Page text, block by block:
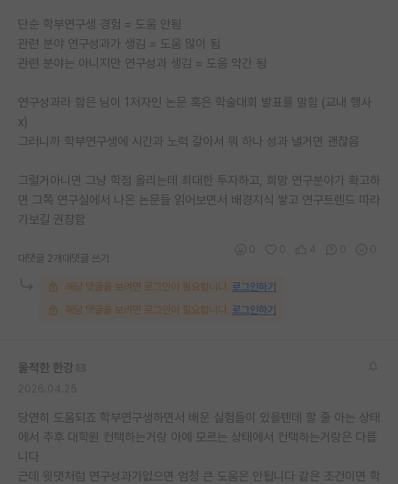
단순 학부연구생 경험 = 도움 안됨
관련 분야 연구성과가 생김 = 도움 많이 됨
관련 분야는 아니지만 연구성과 생김 = 도움 약간 됨
연구성과라 함은 님이 1저자인 논문 혹은 학술대회 발표를 말함 (교내 행사
x)
그러니까 학부연구생에 시간과 노력 갈아서 뭐 하나 성과 낼거면 괜찮음
그럴거아니면 그냥 학점 올리는데 최대한 투자하고, 희망 연구분야가 확고하
면 그쪽 연구실에서 나온 논문들 읽어보면서 배경지식 쌓고 연구트렌드 따라
가보길 권장함
대댓글 2개 대댓글 쓰기
해당 댓글을 보려면 로그인이 필요합니다. 로그인하기
해당 댓글을 보려면 로그인이 필요합니다. 로그인하기
울적한 한강
당연히 도움되죠 학부연구생하면서 배운 실험들이 있을텐데 할 줄 아는 상태
에서 추후 대학원 컨택하는거랑 아예 모르는 상태에서 컨택하는거랑은 다릅
니다
근데 윗댓처럼 연구성과가없으면 엄청 큰 도움은 안됩니다 같은 조건이면 학